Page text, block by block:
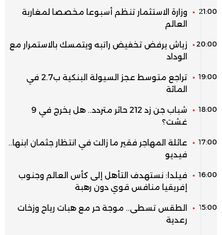
21:00
وزارة الاستثمار تنظم أسبوعا مخصصا لمغاربة
العالم
20:00
زياش يرفض تخفيض راتبه ويتمسك بالاستمرار مع
الوداد
19:00
تراجع متوسط عجز السيولة البنكية ب2.7 في
المائة
18:00
شباب جن زد 212 حائر متردد.. هل يخرج في 9
غشت؟
17:00
عائلة المهاجر فقير ما زالت في انتظار جثمان ابنها..
فيديو
16:00
فيلدا: نستهدف التأهل إلى كأس العالم وجنوب
إفريقيا منافس قوي دون رهبة
15:00
الطقس تسطى.. موجة حر مع هبات رياح وزخات
رعدية